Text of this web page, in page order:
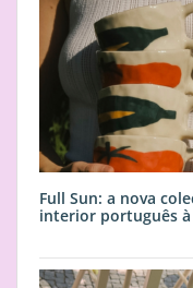
Full Sun: a nova
interior português à